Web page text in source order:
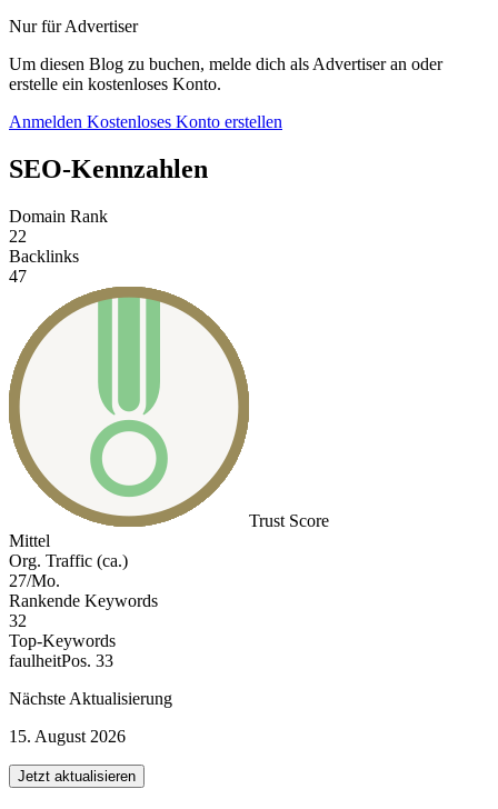
Nur für Advertiser
Um diesen Blog zu buchen, melde dich als Advertiser an oder
erstelle ein kostenloses Konto.
Anmelden Kostenloses Konto erstellen
SEO-Kennzahlen
Domain Rank
22
Backlinks
47
Trust Score
Mittel
Org. Traffic (ca.)
27/Mo.
Rankende Keywords
32
Top-Keywords
faulheitPos. 33
Nächste Aktualisierung
15. August 2026
Jetzt aktualisieren